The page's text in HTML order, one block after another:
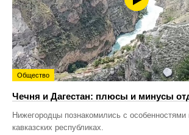
Общество
Чечня и Дагестан: плюсы и минусы
Нижегородцы познакомились с особенностями
кавказских республиках.